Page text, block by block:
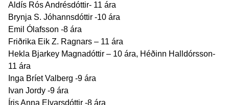
Aldís Rós Andrésdóttir- 11 ára
Brynja S. Jóhannsdóttir -10 ára
Emil Ólafsson -8 ára
Friðrika Eik Z. Ragnars – 11 ára
Hekla Bjarkey Magnadóttir – 10 ára, Héðinn Halldórsson-
11 ára
Inga Bríet Valberg -9 ára
Ivan Jordy -9 ára
Íris Anna Elvarsdóttir -8 ára